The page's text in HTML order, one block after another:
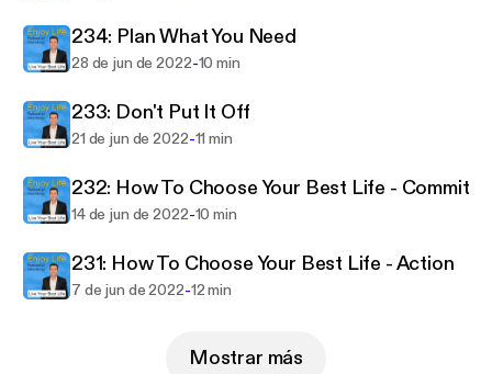
with you. Join in and start living your best life today.
That way you can create the future you want for
More material at https://NickMaizy.com
234: Plan What You Need
28 de jun de 2022-10 min
233: Don't Put It Off
21 de jun de 2022-11 min
232: How To Choose Your Best Life - Commit
14 de jun de 2022-10 min
231: How To Choose Your Best Life - Action
7 de jun de 2022-12 min
Mostrar más